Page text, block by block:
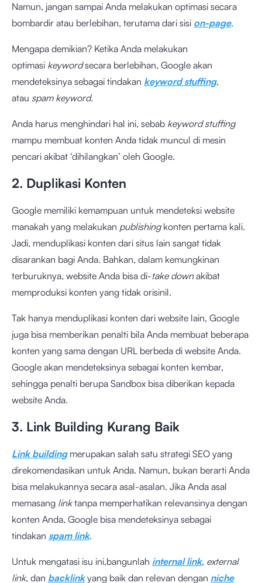
Namun, jangan sampai Anda melakukan optimasi secara
bombardir atau berlebihan, terutama dari sisi on-page.
Mengapa demikian? Ketika Anda melakukan
optimasi keywordsecara berlebihan, Google akan
mendeteksinya sebagai tindakan keyword stuffing,
atau spam keyword.
Anda harus menghindari hal ini, sebab keyword stuffing
mampu membuat konten Anda tidak muncul di mesin
pencari akibat ‘dihilangkan’ oleh Google.
2. Duplikasi Konten
Google memiliki kemampuan untuk mendeteksi website
manakah yang melakukan publishingkonten pertama kali.
Jadi, menduplikasi konten dari situs lain sangat tidak
disarankan bagi Anda. Bahkan, dalam kemungkinan
terburuknya, website Anda bisa di-take downakibat
memproduksi konten yang tidak orisinil.
Tak hanya menduplikasi konten dari website lain, Google
juga bisa memberikan penalti bila Anda membuat beberapa
konten yang sama dengan URL berbeda di website Anda.
Google akan mendeteksinya sebagai konten kembar,
sehingga penalti berupa Sandbox bisa diberikan kepada
website Anda.
3. Link Building Kurang Baik
Link buildingmerupakan salah satu strategi SEO yang
direkomendasikan untuk Anda. Namun, bukan berarti Anda
bisa melakukannya secara asal-asalan. Jika Anda asal
memasang linktanpa memperhatikan relevansinya dengan
konten Anda, Google bisa mendeteksinya sebagai
tindakan spam link.
Untuk mengatasi isu ini,bangunlah internal link, external
link, dan backlinkyang baik dan relevan dengan niche